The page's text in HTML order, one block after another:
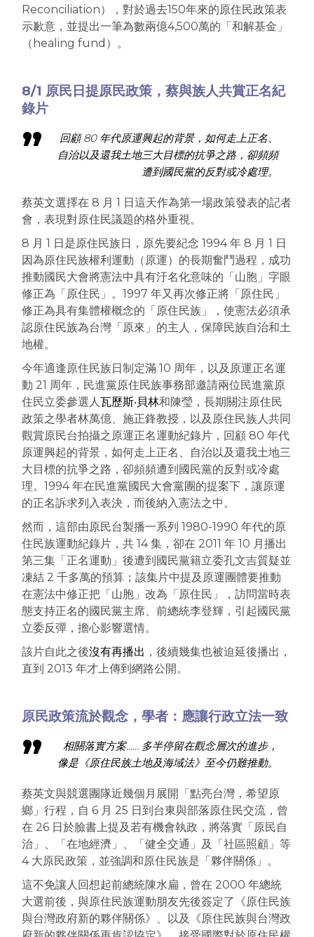
Reconciliation），對於過去150年來的原住民政策表
示歉意，並提出一筆為數兩億4,500萬的「和解基金」
（healing fund）。
8/1 原民日提原民政策，蔡與族人共賞正名紀
錄片
回顧 80 年代原運興起的背景，如何走上正名、
自治以及還我土地三大目標的抗爭之路，卻頻頻
遭到國民黨的反對或冷處理。
蔡英文選擇在 8 月 1 日這天作為第一場政策發表的記者
會，表現對原住民議題的格外重視。
8 月 1 日是原住民族日，原先要紀念 1994 年 8 月 1 日
因為原住民族權利運動（原運）的長期奮鬥過程，成功
推動國民大會將憲法中具有汙名化意味的「山胞」字眼
修正為「原住民」。1997 年又再次修正將「原住民」
修正為具有集體權概念的「原住民族」，使憲法必須承
認原住民族為台灣「原來」的主人，保障民族自治和土
地權。
今年適逢原住民族日制定滿 10 周年，以及原運正名運
動 21 周年，民進黨原住民族事務部邀請兩位民進黨原
住民立委參選人瓦歷斯‧貝林和陳瑩，長期關注原住民
政策之學者林萬億、施正鋒教授，以及原住民族人共同
觀賞原民台拍攝之原運正名運動紀錄片，回顧 80 年代
原運興起的背景，如何走上正名、自治以及還我土地三
大目標的抗爭之路，卻頻頻遭到國民黨的反對或冷處
理。1994 年在民進黨國民大會黨團的提案下，讓原運
的正名訴求列入表決，而後納入憲法之中。
然而，這部由原民台製播一系列 1980-1990 年代的原
住民族運動紀錄片，共 14 集，卻在 2011 年 10 月播出
第三集「正名運動」後遭到國民黨籍立委孔文吉質疑並
凍結 2 千多萬的預算；該集片中提及原運團體要推動
在憲法中修正把「山胞」改為「原住民」，訪問當時表
態支持正名的國民黨主席、前總統李登輝，引起國民黨
立委反彈，擔心影響選情。
該片自此之後沒有再播出 ，後續幾集也被迫延後播出，
直到 2013 年才上傳到網路公開。
原民政策流於觀念，學者：應讓行政立法一致
相關落實方案…… 多半停留在觀念層次的進步，
像是《原住民族土地及海域法》至今仍難推動。
蔡英文與競選團隊近幾個月展開「點亮台灣，希望原
鄉」行程，自 6 月 25 日到台東與部落原住民交流，曾
在 26 日於臉書上提及若有機會執政，將落實「原民自
治」、「在地經濟」、「健全交通」及「社區照顧」等
4 大原民政策，並強調和原住民族是「夥伴關係」。
這不免讓人回想起前總統陳水扁，曾在 2000 年總統
大選前後，與原住民族運動朋友先後簽定了《原住民族
與台灣政府新的夥伴關係》、以及《原住民族與台灣政